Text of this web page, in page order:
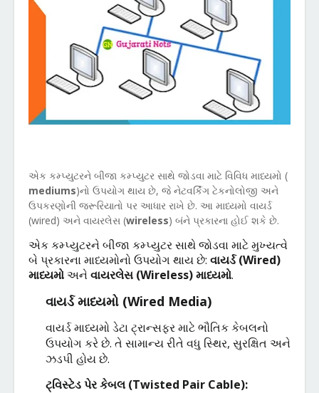
એક કમ્પ્યુટરને બીજા કમ્પ્યુટર સાથે જોડવા માટે વિવિધ માધ્યમો (
mediums)નો ઉપયોગ થાય છે, જે નેટવર્કિંગ ટેકનોલોજી અને
ઉપકરણોની જરૂરિયાતો પર આધાર રાખે છે. આ માધ્યમો વાયર્ડ
(wired) અને વાયરલેસ (wireless) બંને પ્રકારના હોઈ શકે છે.
એકકમ્પ્યુટરનેબીજા કમ્પ્યુટરસાથેજોડવામાટેમુખ્યત્વે
બે પ્રકારનામાધ્યમોનોઉપયોગ થાયછે: વાયર્ડ(Wired)
માધ્યમોઅનેવાયરલેસ (Wireless)માધ્યમો.
વાયર્ડ માધ્યમો (Wired Media)
વાયર્ડમાધ્યમોડેટાટ્રાન્સફરમાટેભૌતિકકેબલનો
ઉપયોગ કરેછે. તે સામાન્યરીતે વધુ સ્થિર, સુરક્ષિત અને
ઝડપી હોયછે.
ટ્વિસ્ટેડપેરકેબલ (Twisted Pair Cable):